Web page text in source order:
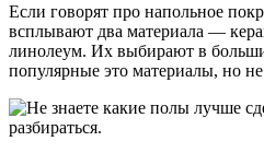
Если говорят про напольное
всплывают два материала —
линолеум. Их выбирают в
популярные это материалы, но не